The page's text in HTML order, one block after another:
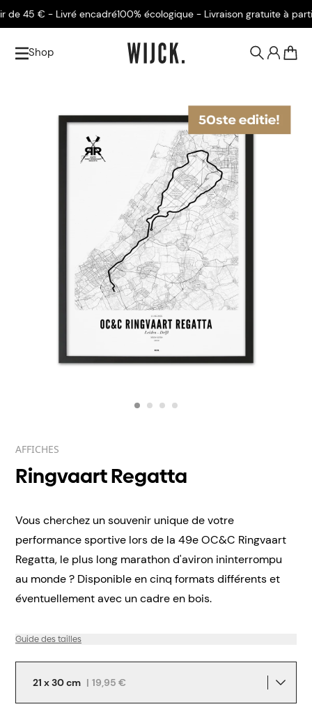
45 € - Livré encadré100% écologique - Livraison gratuite à partir
Shop
AFFICHES
Ringvaart Regatta
Vous cherchez un souvenir unique de votre
performance sportive lors de la 49e OC&C Ringvaart
Regatta, le plus long marathon d'aviron ininterrompu
au monde ? Disponible en cinq formats différents et
éventuellement avec un cadre en bois.
Guide des tailles
21 x 30 cm | 19,95 €